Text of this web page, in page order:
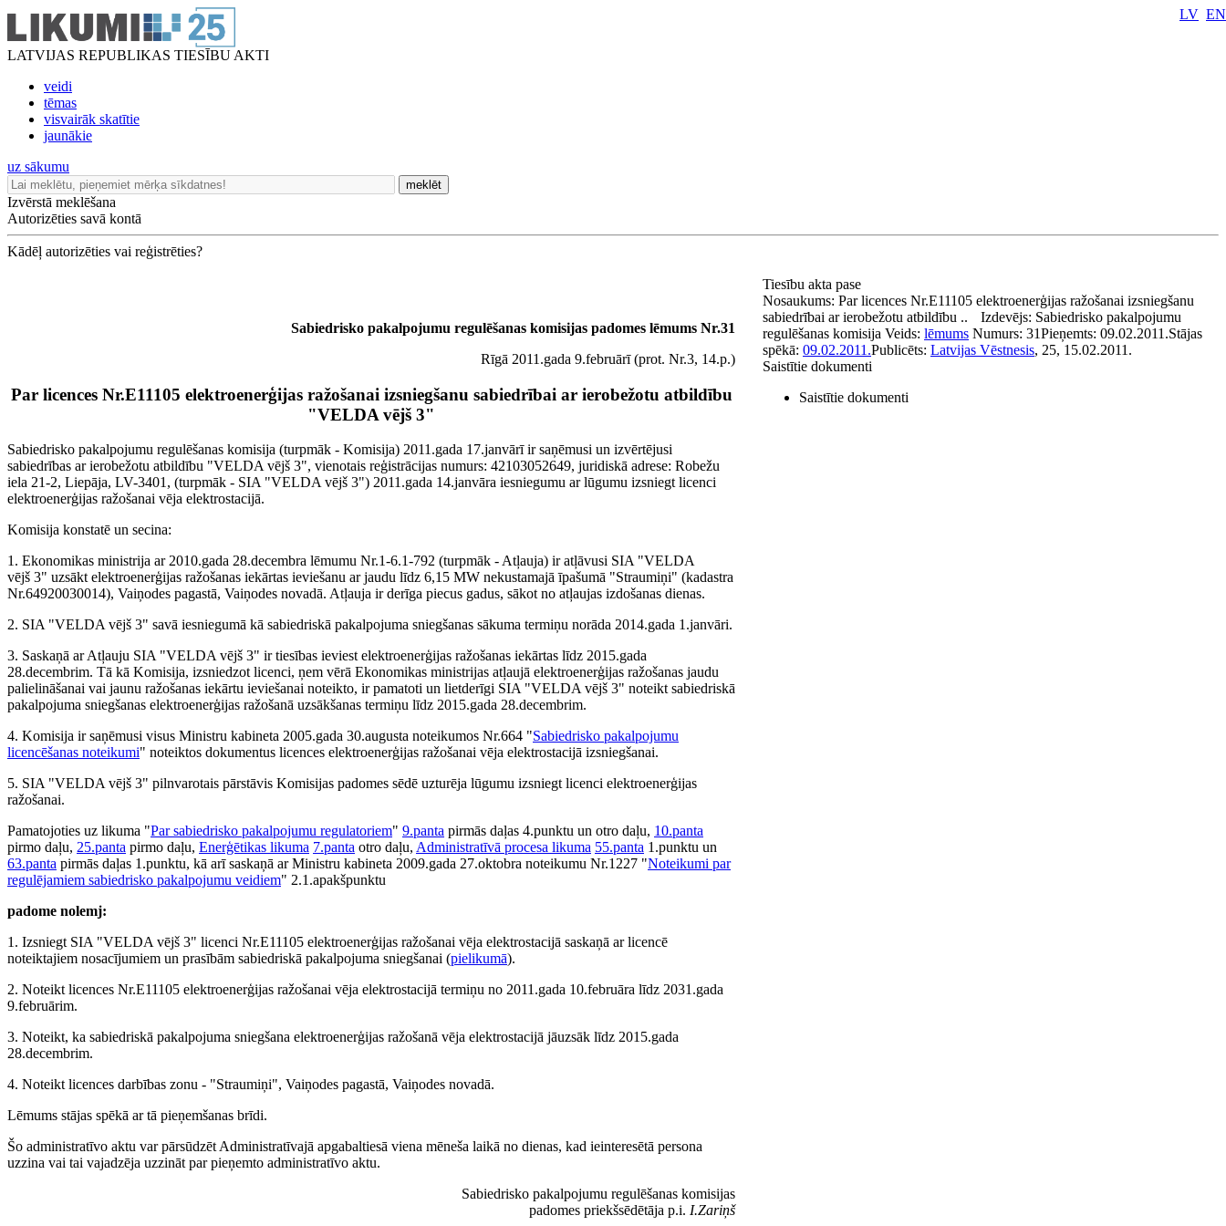
LATVIJAS REPUBLIKAS TIESĪBU AKTI
veidi
tēmas
visvairāk skatītie
jaunākie
LV EN
uz sākumu
meklēt
Izvērstā meklēšana
Autorizēties savā kontā
Kādēļ autorizēties vai reģistrēties?
Sabiedrisko pakalpojumu regulēšanas komisijas padomes lēmums Nr.31
Rīgā 2011.gada 9.februārī (prot. Nr.3, 14.p.)
Par licences Nr.E11105 elektroenerģijas ražošanai izsniegšanu sabiedrībai ar ierobežotu atbildību
"VELDA vējš 3"
Sabiedrisko pakalpojumu regulēšanas komisija (turpmāk - Komisija) 2011.gada 17.janvārī ir saņēmusi un izvērtējusi
sabiedrības ar ierobežotu atbildību "VELDA vējš 3", vienotais reģistrācijas numurs: 42103052649, juridiskā adrese: Robežu
iela 21-2, Liepāja, LV-3401, (turpmāk - SIA "VELDA vējš 3") 2011.gada 14.janvāra iesniegumu ar lūgumu izsniegt licenci
elektroenerģijas ražošanai vēja elektrostacijā.
Komisija konstatē un secina:
1. Ekonomikas ministrija ar 2010.gada 28.decembra lēmumu Nr.1-6.1-792 (turpmāk - Atļauja) ir atļāvusi SIA "VELDA
vējš 3" uzsākt elektroenerģijas ražošanas iekārtas ieviešanu ar jaudu līdz 6,15 MW nekustamajā īpašumā "Straumiņi" (kadastra
Nr.64920030014), Vaiņodes pagastā, Vaiņodes novadā. Atļauja ir derīga piecus gadus, sākot no atļaujas izdošanas dienas.
2. SIA "VELDA vējš 3" savā iesniegumā kā sabiedriskā pakalpojuma sniegšanas sākuma termiņu norāda 2014.gada 1.janvāri.
3. Saskaņā ar Atļauju SIA "VELDA vējš 3" ir tiesības ieviest elektroenerģijas ražošanas iekārtas līdz 2015.gada
28.decembrim. Tā kā Komisija, izsniedzot licenci, ņem vērā Ekonomikas ministrijas atļaujā elektroenerģijas ražošanas jaudu
palielināšanai vai jaunu ražošanas iekārtu ieviešanai noteikto, ir pamatoti un lietderīgi SIA "VELDA vējš 3" noteikt sabiedriskā
pakalpojuma sniegšanas elektroenerģijas ražošanā uzsākšanas termiņu līdz 2015.gada 28.decembrim.
4. Komisija ir saņēmusi visus Ministru kabineta 2005.gada 30.augusta noteikumos Nr.664 "Sabiedrisko pakalpojumu
licencēšanas noteikumi" noteiktos dokumentus licences elektroenerģijas ražošanai vēja elektrostacijā izsniegšanai.
5. SIA "VELDA vējš 3" pilnvarotais pārstāvis Komisijas padomes sēdē uzturēja lūgumu izsniegt licenci elektroenerģijas
ražošanai.
Pamatojoties uz likuma "Par sabiedrisko pakalpojumu regulatoriem" 9.panta pirmās daļas 4.punktu un otro daļu, 10.panta
pirmo daļu, 25.panta pirmo daļu, Enerģētikas likuma 7.panta otro daļu, Administratīvā procesa likuma 55.panta 1.punktu un
63.panta pirmās daļas 1.punktu, kā arī saskaņā ar Ministru kabineta 2009.gada 27.oktobra noteikumu Nr.1227 "Noteikumi par
regulējamiem sabiedrisko pakalpojumu veidiem" 2.1.apakšpunktu
padome nolemj:
1. Izsniegt SIA "VELDA vējš 3" licenci Nr.E11105 elektroenerģijas ražošanai vēja elektrostacijā saskaņā ar licencē
noteiktajiem nosacījumiem un prasībām sabiedriskā pakalpojuma sniegšanai (pielikumā).
2. Noteikt licences Nr.E11105 elektroenerģijas ražošanai vēja elektrostacijā termiņu no 2011.gada 10.februāra līdz 2031.gada
9.februārim.
3. Noteikt, ka sabiedriskā pakalpojuma sniegšana elektroenerģijas ražošanā vēja elektrostacijā jāuzsāk līdz 2015.gada
28.decembrim.
4. Noteikt licences darbības zonu - "Straumiņi", Vaiņodes pagastā, Vaiņodes novadā.
Lēmums stājas spēkā ar tā pieņemšanas brīdi.
Šo administratīvo aktu var pārsūdzēt Administratīvajā apgabaltiesā viena mēneša laikā no dienas, kad ieinteresētā persona
uzzina vai tai vajadzēja uzzināt par pieņemto administratīvo aktu.
Sabiedrisko pakalpojumu regulēšanas komisijas
padomes priekšsēdētāja p.i. I.Zariņš
Tiesību akta pase
Nosaukums: Par licences Nr.E11105 elektroenerģijas ražošanai izsniegšanu
sabiedrībai ar ierobežotu atbildību ..
Izdevējs: Sabiedrisko pakalpojumu
regulēšanas komisija Veids: lēmums Numurs: 31Pieņemts: 09.02.2011.Stājas
spēkā: 09.02.2011.Publicēts: Latvijas Vēstnesis, 25, 15.02.2011.
Saistītie dokumenti
Saistītie dokumenti